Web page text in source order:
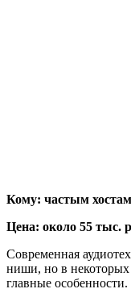
Кому: частым
Цена: около 55 тыс.
Современная
ниши, но в некоторых
главные